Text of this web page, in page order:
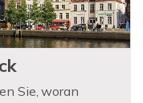
Sie, woran